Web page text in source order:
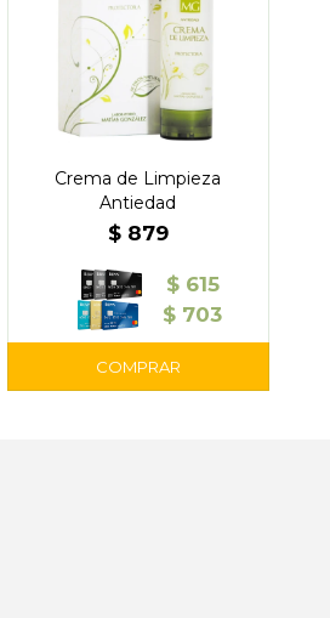
Crema de Limpieza
Antiedad
$ 879
$ 615
$ 703